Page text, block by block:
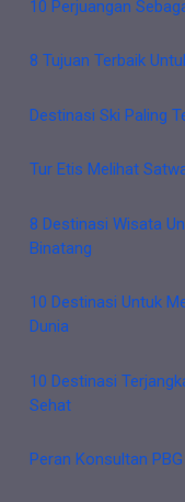
10 Perjuangan
8 Tujuan Terbaik
Destinasi Ski Paling
Tur Etis Melihat
8 Destinasi Wisata
Binatang
10 Destinasi Untuk
Dunia
10 Destinasi
Sehat
Peran Konsultan